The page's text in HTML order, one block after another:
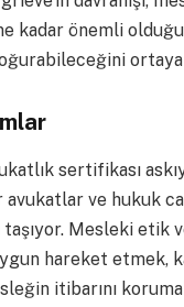
kadar önemli
sertifikası
avukatlar ve hukuk
Mesleki etik
hareket etmek,
itibarını